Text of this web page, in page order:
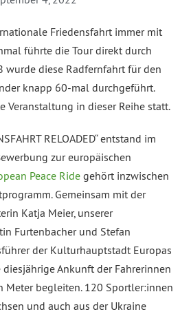
Friedensfahrt immer mit
führte die Tour direkt durch
wurde diese Radfernfahrt für den
knapp 60-mal durchgeführt.
Veranstaltung in dieser Reihe statt.
RELOADED“ entstand im
zur europäischen
Peace Ridegehört inzwischen
Gemeinsam mit der
Katja Meier, unserer
Furtenbacher und Stefan
der Kulturhauptstadt Europas
Ankunft der Fahrerinnen
Meter begleiten. 120 Sportler:innen
und auch aus der Ukraine